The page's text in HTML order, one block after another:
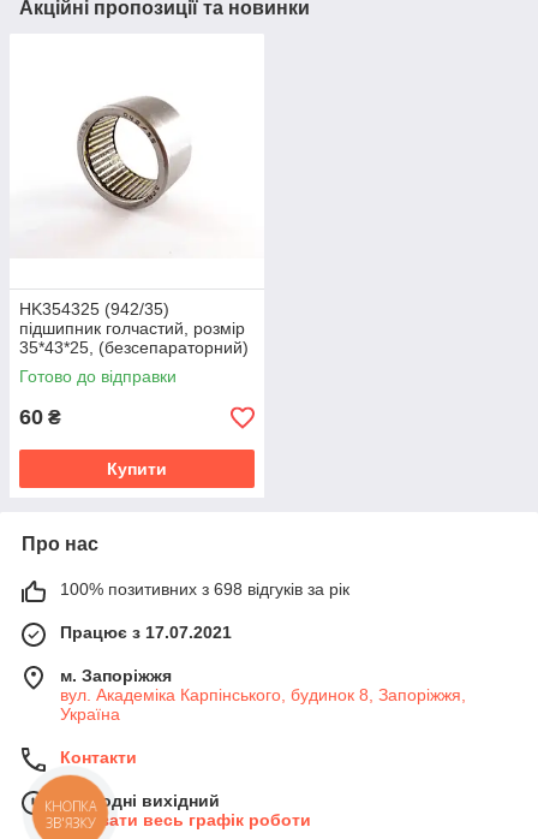
Акційні пропозиції та новинки
HK354325 (942/35)
підшипник голчастий, розмір
35*43*25, (безсепараторний)
ГОСТ
Готово до відправки
60 ₴
Купити
Про нас
100% позитивних з 698 відгуків за рік
Працює з 17.07.2021
м. Запоріжжя
вул. Академіка Карпінського, будинок 8, Запоріжжя,
Україна
Контакти
Сьогодні вихідний
Показати весь графік роботи
КНОПКА
ЗВ'ЯЗКУ